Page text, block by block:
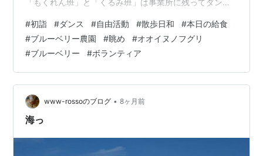
「もくれん班」と「くるみ班」は事業所に残ってダンス
て体を動かした。 1月16日（金） 朝。今日はボランティ
アグループ「みのり会」さんの出勤日で、庭に出て利用
者さんと一緒にラジオ体操。（第２森の工房AMA） 昼休
み。「今日はあったかいね～」と会話をしながら散歩を
する利用者さんと職員。今日は過ごしやすい１日となっ
た。（森の工房AMA） …
#初詣 #ダンス #自由活動 #散歩日和 #本日の給食
#ブルーベリー農園 #眺め #オオイヌノフグリ
#ブルーベリー #ボランティア
www-rossoのブログ • 8ヶ月前
海っ